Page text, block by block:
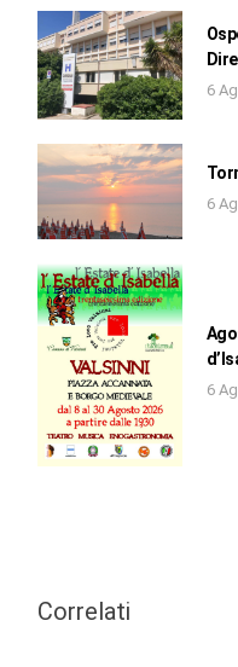
6
6
6
Correlati